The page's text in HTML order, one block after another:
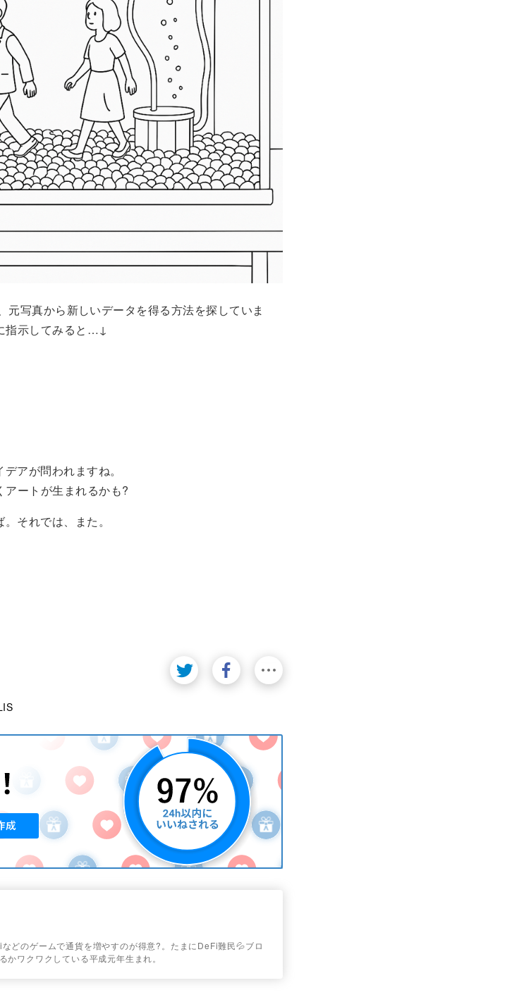
写真から新しいデータを得る方法を探していま
指示してみると…↓
アが問われますね。
アートが生まれるかも?
それでは、また。
どのゲームで通貨を増やすのが得意?。たまにDeFi難民💦ブロ
かワクワクしている平成元年生まれ。